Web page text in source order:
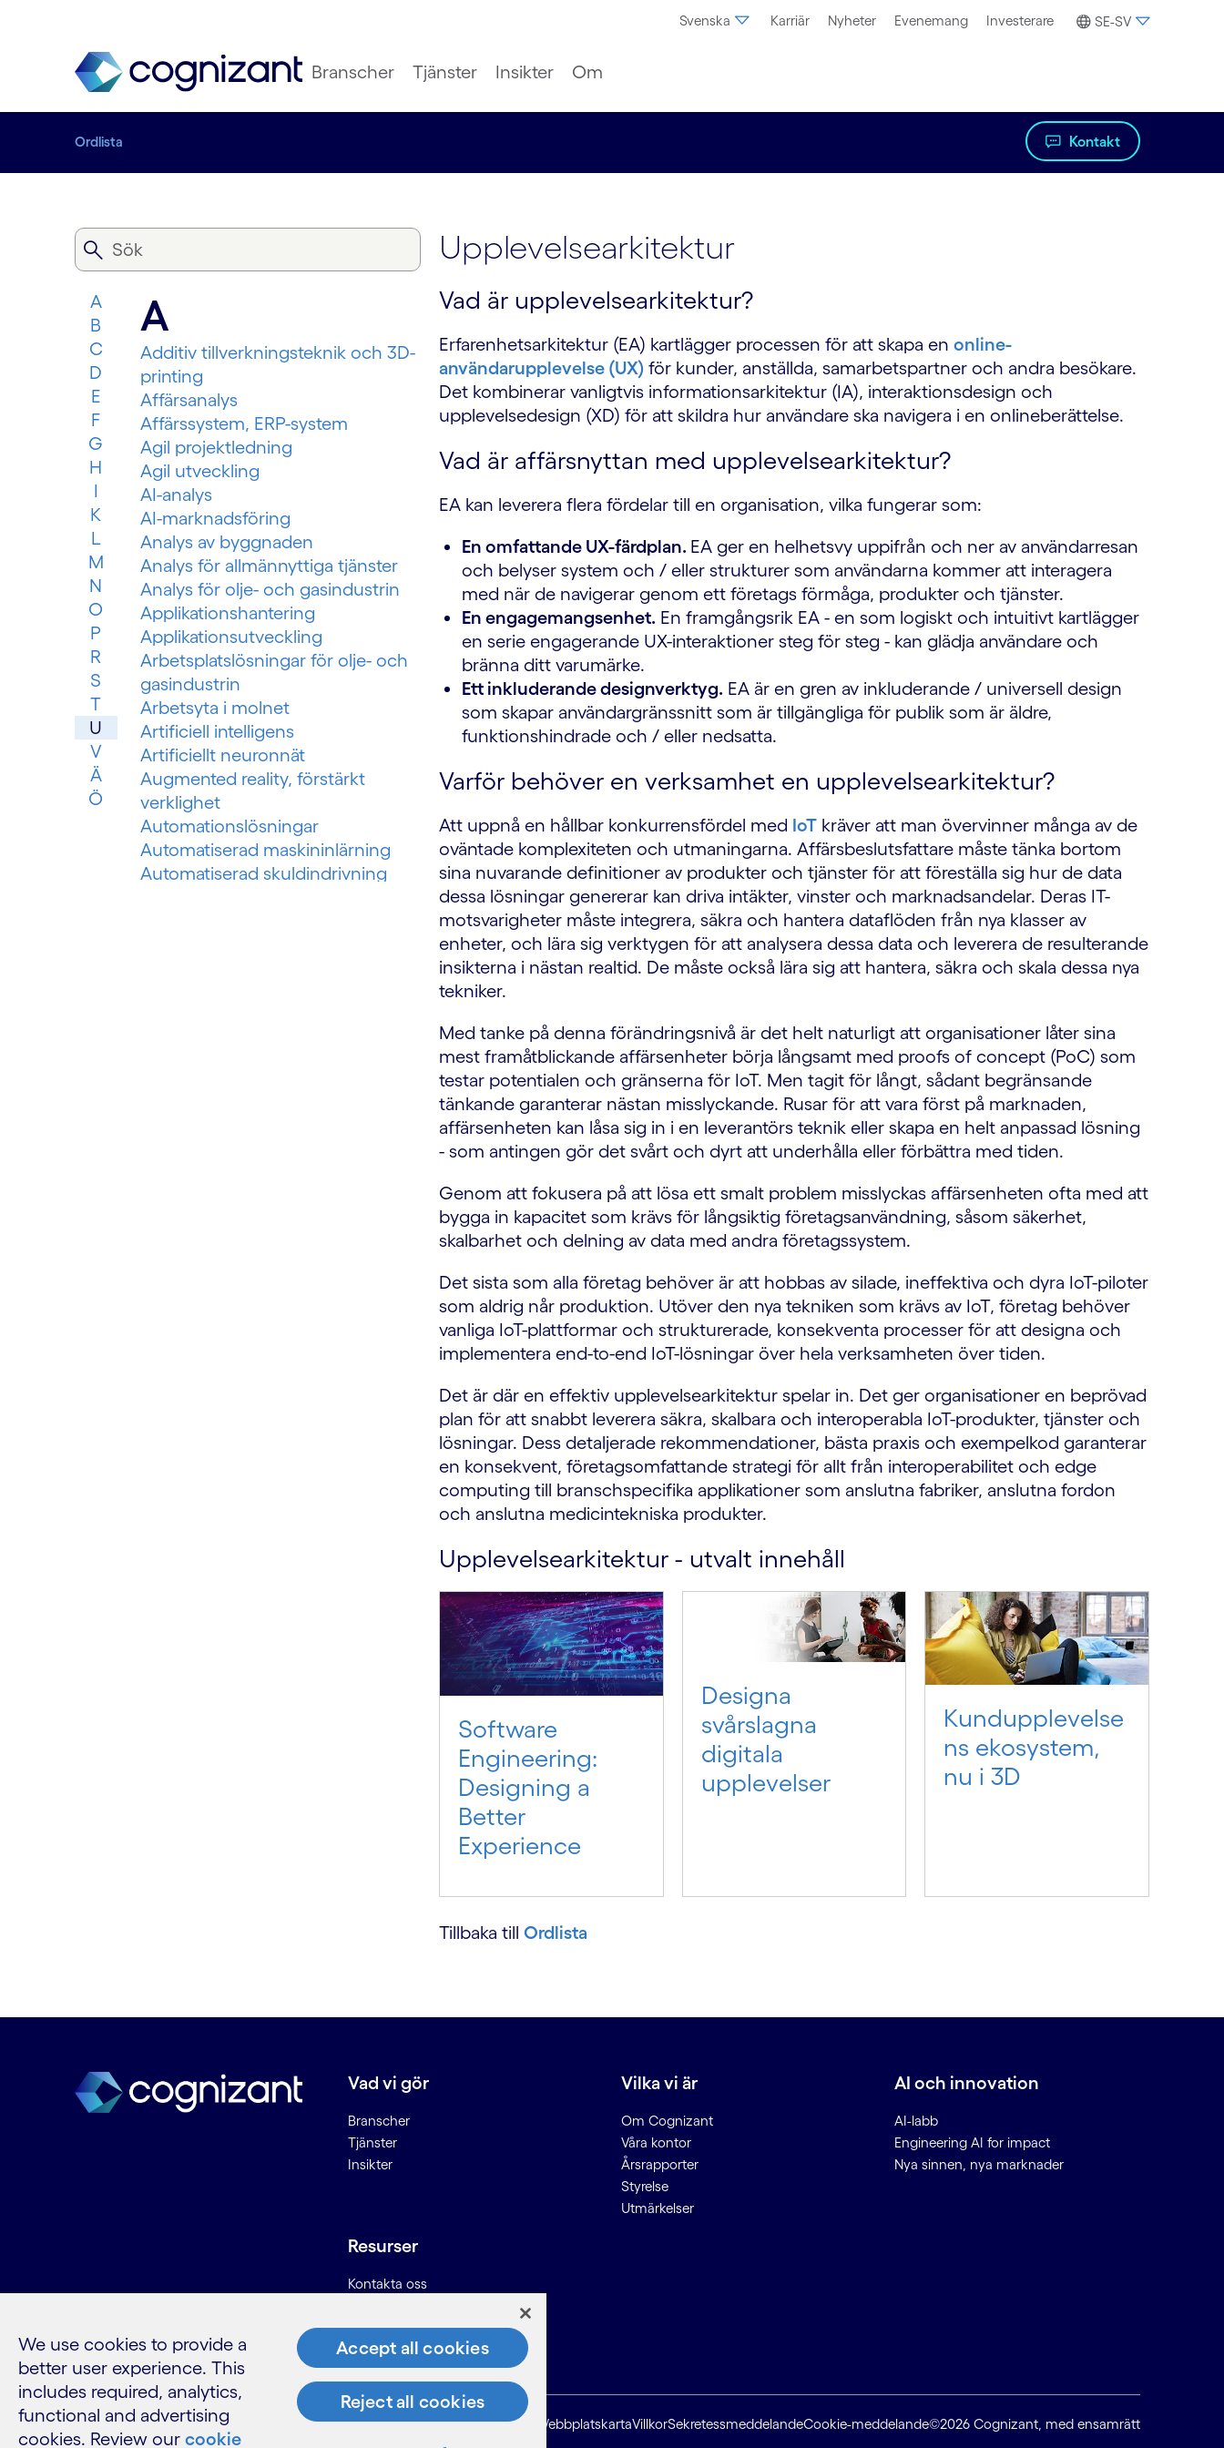
Svenska Karriär Nyheter Evenemang Investerare SE-SV
Branscher Tjänster Insikter Om
Ordlista Kontakt
A
B
C
D
E
F
G
H
I
K
L
M
N
O
P
R
S
T
U
V
Ä
Ö
A
Additiv tillverkningsteknik och 3D-
printing
Affärsanalys
Affärssystem, ERP-system
Agil projektledning
Agil utveckling
AI-analys
AI-marknadsföring
Analys av byggnaden
Analys för allmännyttiga tjänster
Analys för olje- och gasindustrin
Applikationshantering
Applikationsutveckling
Arbetsplatslösningar för olje- och
gasindustrin
Arbetsyta i molnet
Artificiell intelligens
Artificiellt neuronnät
Augmented reality, förstärkt
verklighet
Automationslösningar
Automatiserad maskininlärning
Automatiserad skuldindrivning
Design av användarupplevelse
Desktop as a Service
produktutveckling
Digital skrivtavla (digital
whiteboard)
Digital tjänst för
produktutveckling
Digital transformation
Upplevelsearkitektur
Vad är upplevelsearkitektur?
Erfarenhetsarkitektur (EA) kartlägger processen för att skapa en online-
användarupplevelse (UX) för kunder, anställda, samarbetspartner och andra besökare.
Det kombinerar vanligtvis informationsarkitektur (IA), interaktionsdesign och
upplevelsedesign (XD) för att skildra hur användare ska navigera i en onlineberättelse.
Vad är affärsnyttan med upplevelsearkitektur?
EA kan leverera flera fördelar till en organisation, vilka fungerar som:
En omfattande UX-färdplan. EA ger en helhetsvy uppifrån och ner av användarresan
och belyser system och / eller strukturer som användarna kommer att interagera
med när de navigerar genom ett företags förmåga, produkter och tjänster.
En engagemangsenhet. En framgångsrik EA - en som logiskt och intuitivt kartlägger
en serie engagerande UX-interaktioner steg för steg - kan glädja användare och
bränna ditt varumärke.
Ett inkluderande designverktyg. EA är en gren av inkluderande / universell design
som skapar användargränssnitt som är tillgängliga för publik som är äldre,
funktionshindrade och / eller nedsatta.
Varför behöver en verksamhet en upplevelsearkitektur?
Att uppnå en hållbar konkurrensfördel med IoT kräver att man övervinner många av de
oväntade komplexiteten och utmaningarna. Affärsbeslutsfattare måste tänka bortom
sina nuvarande definitioner av produkter och tjänster för att föreställa sig hur de data
dessa lösningar genererar kan driva intäkter, vinster och marknadsandelar. Deras IT-
motsvarigheter måste integrera, säkra och hantera dataflöden från nya klasser av
enheter, och lära sig verktygen för att analysera dessa data och leverera de resulterande
insikterna i nästan realtid. De måste också lära sig att hantera, säkra och skala dessa nya
tekniker.
Med tanke på denna förändringsnivå är det helt naturligt att organisationer låter sina
mest framåtblickande affärsenheter börja långsamt med proofs of concept (PoC) som
testar potentialen och gränserna för IoT. Men tagit för långt, sådant begränsande
tänkande garanterar nästan misslyckande. Rusar för att vara först på marknaden,
affärsenheten kan låsa sig in i en leverantörs teknik eller skapa en helt anpassad lösning
- som antingen gör det svårt och dyrt att underhålla eller förbättra med tiden.
Genom att fokusera på att lösa ett smalt problem misslyckas affärsenheten ofta med att
bygga in kapacitet som krävs för långsiktig företagsanvändning, såsom säkerhet,
skalbarhet och delning av data med andra företagssystem.
Det sista som alla företag behöver är att hobbas av silade, ineffektiva och dyra IoT-piloter
som aldrig når produktion. Utöver den nya tekniken som krävs av IoT, företag behöver
vanliga IoT-plattformar och strukturerade, konsekventa processer för att designa och
implementera end-to-end IoT-lösningar över hela verksamheten över tiden.
Det är där en effektiv upplevelsearkitektur spelar in. Det ger organisationer en beprövad
plan för att snabbt leverera säkra, skalbara och interoperabla IoT-produkter, tjänster och
lösningar. Dess detaljerade rekommendationer, bästa praxis och exempelkod garanterar
en konsekvent, företagsomfattande strategi för allt från interoperabilitet och edge
computing till branschspecifika applikationer som anslutna fabriker, anslutna fordon
och anslutna medicintekniska produkter.
Upplevelsearkitektur - utvalt innehåll
Software
Engineering:
Designing a
Better
Experience
Designa
svårslagna
digitala
upplevelser
Kundupplevelse
ns ekosystem,
nu i 3D
Tillbaka till Ordlista
Vad vi gör
Branscher
Tjänster
Insikter
Vilka vi är
Om Cognizant
Våra kontor
Årsrapporter
Styrelse
Utmärkelser
AI och innovation
AI-labb
Engineering AI for impact
Nya sinnen, nya marknader
Resurser
Kontakta oss
Information till leverantörer
Ordlista
WebbplatskartaVillkorSekretessmeddelandeCookie-meddelande©2026 Cognizant, med ensamrätt
We use cookies to provide a
better user experience. This
includes required, analytics,
functional and advertising
cookies. Review our cookie
Accept all cookies
Reject all cookies